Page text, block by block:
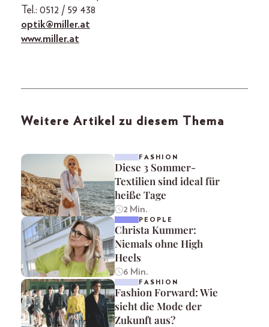
Tel.: 0512 / 59 438
optik@miller.at
www.miller.at
Weitere Artikel zu diesem Thema
FASHION
Diese 3 Sommer-
Textilien sind ideal für
heiße Tage
2 Min.
PEOPLE
Christa Kummer:
Niemals ohne High
Heels
6 Min.
FASHION
Fashion Forward: Wie
sieht die Mode der
Zukunft aus?